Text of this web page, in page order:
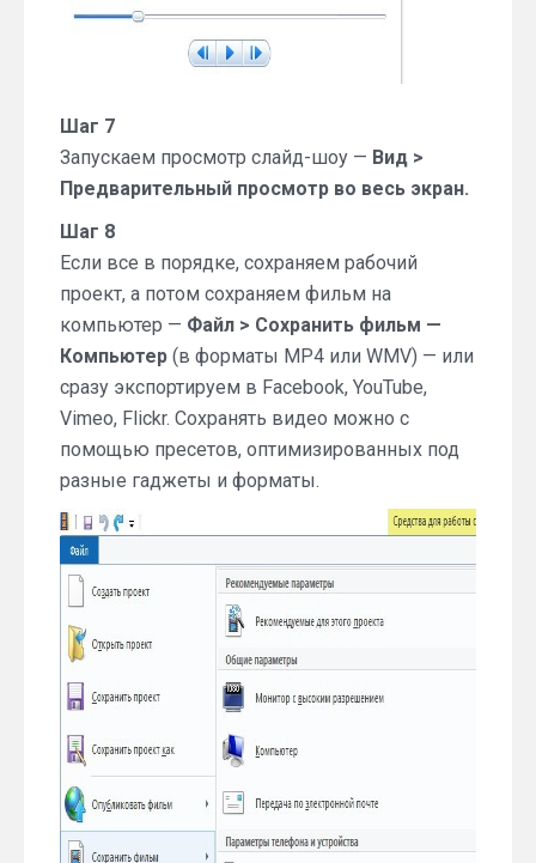
Шаг 7
Запускаем просмотр слайд-шоу — Вид >
Предварительный просмотр во весь экран.
Шаг 8
Если все в порядке, сохраняем рабочий
проект, а потом сохраняем фильм на
компьютер — Файл > Сохранить фильм —
Компьютер (в форматы MP4 или WMV) — или
сразу экспортируем в Facebook, YouTube,
Vimeo, Flickr. Сохранять видео можно с
помощью пресетов, оптимизированных под
разные гаджеты и форматы.